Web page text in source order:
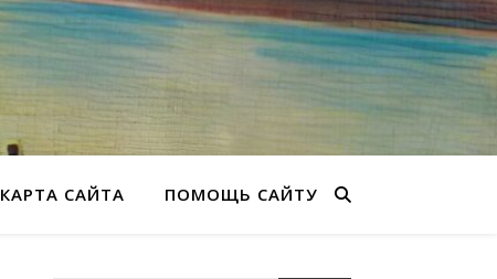
КАРТА САЙТА ПОМОЩЬ САЙТУ